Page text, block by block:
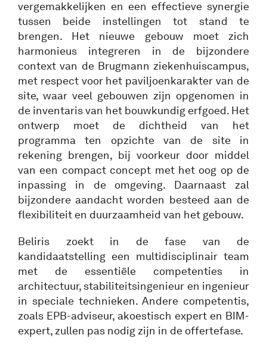
vergemakkelijken en een effectieve synergie
tussen beide instellingen tot stand te
brengen. Het nieuwe gebouw moet zich
harmonieus integreren in de bijzondere
context van de Brugmann ziekenhuiscampus,
met respect voor het paviljoenkarakter van de
site, waar veel gebouwen zijn opgenomen in
de inventaris van het bouwkundig erfgoed. Het
ontwerp moet de dichtheid van het
programma ten opzichte van de site in
rekening brengen, bij voorkeur door middel
van een compact concept met het oog op de
inpassing in de omgeving. Daarnaast zal
bijzondere aandacht worden besteed aan de
flexibiliteit en duurzaamheid van het gebouw.
Beliris zoekt in de fase van de
kandidaatstelling een multidisciplinair team
met de essentiële competenties in
architectuur, stabiliteitsingenieur en ingenieur
in speciale technieken. Andere competentis,
zoals EPB-adviseur, akoestisch expert en BIM-
expert, zullen pas nodig zijn in de offertefase.